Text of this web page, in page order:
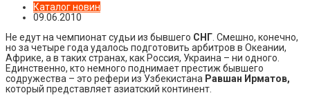
Каталог новин
09.06.2010
Не едут на чемпионат судьи из бывшего СНГ . Смешно, конечно,
но за четыре года удалось подготовить арбитров в Океании,
Африке, а в таких странах, как Россия, Украина – ни одного.
Единственно, кто немного поднимает престиж бывшего
содружества – это рефери из Узбекистана Равшан Ирматов,
который представляет азиатский континент.